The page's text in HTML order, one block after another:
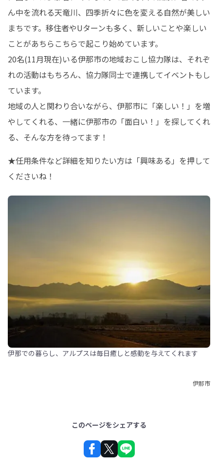
ん中を流れる天竜川、四季折々に色を変える自然が美しい
まちです。移住者やUターンも多く、新しいことや楽しい
ことがあちらこちらで起こり始めています。
20名(11月現在)いる伊那市の地域おこし協力隊は、それぞ
れの活動はもちろん、協力隊同士で連携してイベントもし
ています。
地域の人と関わり合いながら、伊那市に「楽しい！」を増
やしてくれる、一緒に伊那市の「面白い！」を探してくれ
る、そんな方を待ってます！
★任用条件など詳細を知りたい方は「興味ある」を押して
くださいね！
伊那での暮らし、アルプスは毎日癒しと感動を与えてくれます
伊那市
このページをシェアする